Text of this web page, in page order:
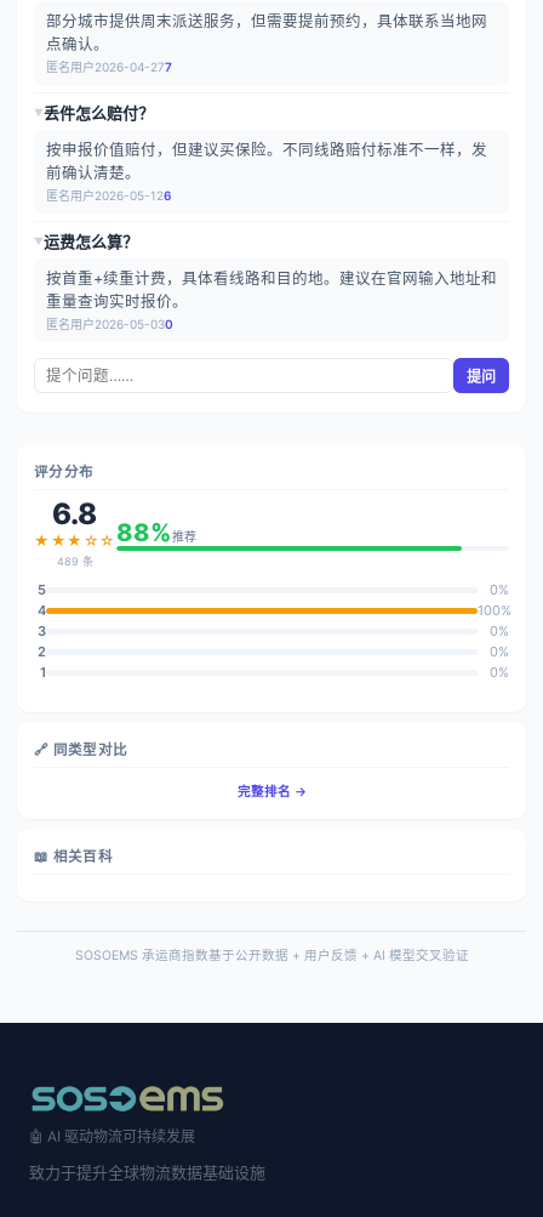
部分城市提供周末派送服务，但需要提前预约，具体联系当地网
点确认。
匿名用户2026-04-277
▶丢件怎么赔付？
按申报价值赔付，但建议买保险。不同线路赔付标准不一样，发
前确认清楚。
匿名用户2026-05-126
▶运费怎么算？
按首重+续重计费，具体看线路和目的地。建议在官网输入地址和
重量查询实时报价。
匿名用户2026-05-030
提问
评分分布
6.8
★★★☆☆
489 条
88%推荐
5
0%
4
100%
3
0%
2
0%
1
0%
🔗 同类型对比
完整排名 →
📖 相关百科
SOSOEMS 承运商指数基于公开数据 + 用户反馈 + AI 模型交叉验证
🤖 AI 驱动物流可持续发展
致力于提升全球物流数据基础设施